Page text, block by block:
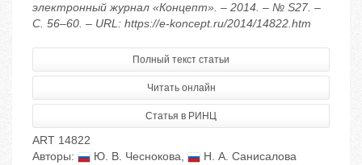
электронный журнал «Концепт». – 2014. – № S27. –
С. 56–60. – URL: https://e-koncept.ru/2014/14822.htm
Полный текст статьи
Читать онлайн
Статья в РИНЦ
ART 14822
Авторы:
Ю. В. Чеснокова,
Н. А. Санисалова